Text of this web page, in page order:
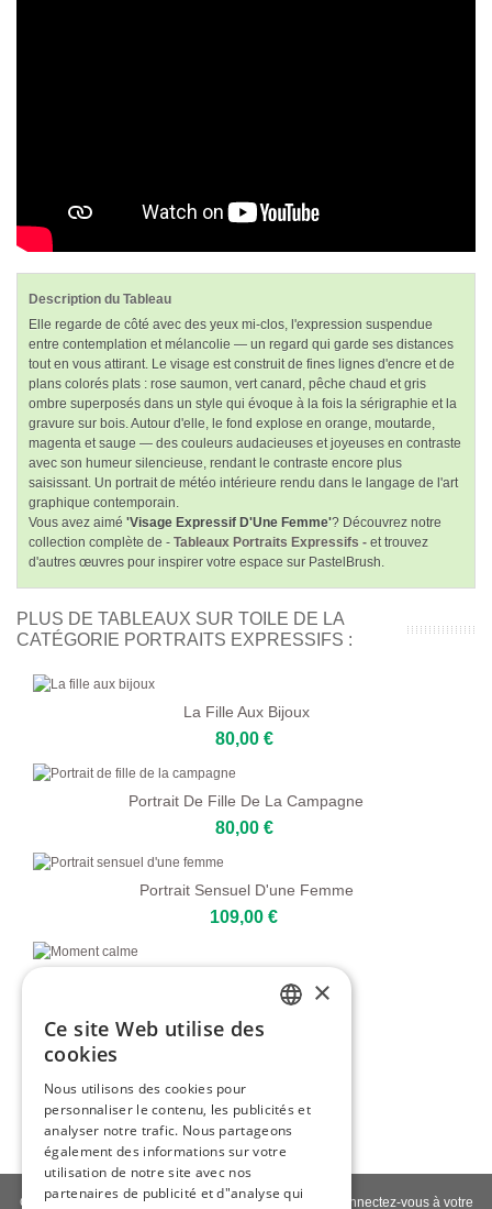
Description du Tableau
Elle regarde de côté avec des yeux mi-clos, l'expression suspendue
entre contemplation et mélancolie — un regard qui garde ses distances
tout en vous attirant. Le visage est construit de fines lignes d'encre et de
plans colorés plats : rose saumon, vert canard, pêche chaud et gris
ombre superposés dans un style qui évoque à la fois la sérigraphie et la
gravure sur bois. Autour d'elle, le fond explose en orange, moutarde,
magenta et sauge — des couleurs audacieuses et joyeuses en contraste
avec son humeur silencieuse, rendant le contraste encore plus
saisissant. Un portrait de météo intérieure rendu dans le langage de l'art
graphique contemporain.
Vous avez aimé 'Visage Expressif D'Une Femme'? Découvrez notre
collection complète de - Tableaux Portraits Expressifs - et trouvez
d'autres œuvres pour inspirer votre espace sur PastelBrush.
PLUS DE TABLEAUX SUR TOILE DE LA
CATÉGORIE PORTRAITS EXPRESSIFS :
La Fille Aux Bijoux
80,00 €
Portrait De Fille De La Campagne
80,00 €
Portrait Sensuel D'une Femme
109,00 €
80,00 €
Contactez-nous| À propos de nous |Qualité giclée Connectez-vous à votre
GERMAN
FRENCH
SPANISH
×
Ce site Web utilise des
cookies
Nous utilisons des cookies pour
personnaliser le contenu, les publicités et
analyser notre trafic. Nous partageons
également des informations sur votre
utilisation de notre site avec nos
partenaires de publicité et d"analyse qui